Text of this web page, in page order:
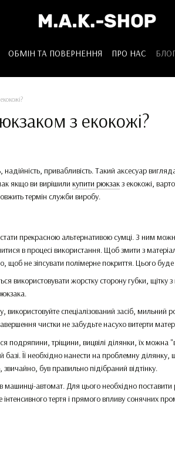
ОБМІН ТА ПОВЕРНЕННЯ ПРО НАС
з екокожі?
надійність, привабливість. Такий аксесуар
якщо ви вирішили купити рюкзакз екокожі,
термін служби виробу.
прекрасною альтернативою сумці. З ним
в процесі використання. Щоб змити з
щоб не зіпсувати полімерне покриття. Цього
використовувати жорстку сторону губки,
спеціалізований засіб,
чистки не забудьте насухо витерти
подряпини, тріщини, вицвілі ділянки, їх можна
Її необхідно нанести на проблемну
був правильно підібраний відтінку.
автомат. Для цього необхідно
тертя і прямого впливу сонячних